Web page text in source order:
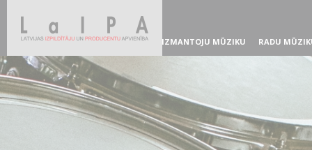
IZMANTOJU MŪZIKU RADU